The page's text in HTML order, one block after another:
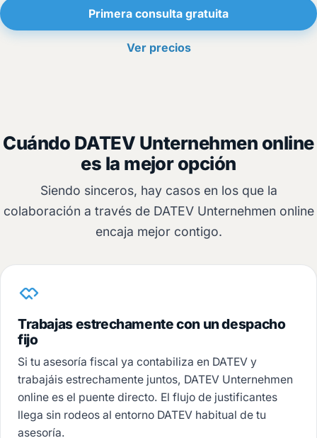
Primera consulta gratuita
Ver precios
Cuándo DATEV Unternehmen online
es la mejor opción
Siendo sinceros, hay casos en los que la
colaboración a través de DATEV Unternehmen online
encaja mejor contigo.
Trabajas estrechamente con un despacho
fijo
Si tu asesoría fiscal ya contabiliza en DATEV y
trabajáis estrechamente juntos, DATEV Unternehmen
online es el puente directo. El flujo de justificantes
llega sin rodeos al entorno DATEV habitual de tu
asesoría.